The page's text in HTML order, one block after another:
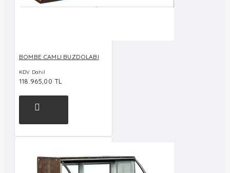
BOMBE CAMLI BUZDOLABI
KDV Dahil
118.965,00 TL